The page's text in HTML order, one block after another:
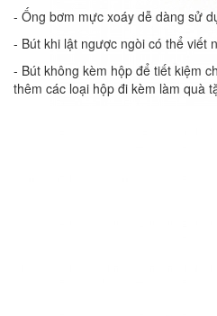
- Ống bơm mực xoáy dễ dàng sử
- Bút khi lật ngược ngòi có thể viết
- Bút không kèm hộp để tiết kiệm
thêm các loại hộp đi kèm làm quà